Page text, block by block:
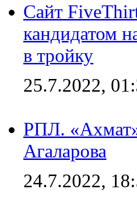
Сайт
кандидатом
в тройку
25.7.2022,
РПЛ. «Ахмат»
Агаларова
24.7.2022,